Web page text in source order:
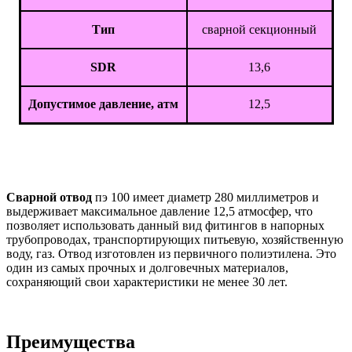
Тип сварной секционный
SDR 13,6
Допустимое давление, атм 12,5
Сварной отвод пэ 100 имеет диаметр 280 миллиметров и
выдерживает максимальное давление 12,5 атмосфер, что
позволяет использовать данный вид фитингов в напорных
трубопроводах, транспортирующих питьевую, хозяйственную
воду, газ. Отвод изготовлен из первичного полиэтилена. Это
один из самых прочных и долговечных материалов,
сохраняющий свои характеристики не менее 30 лет.
Преимущества